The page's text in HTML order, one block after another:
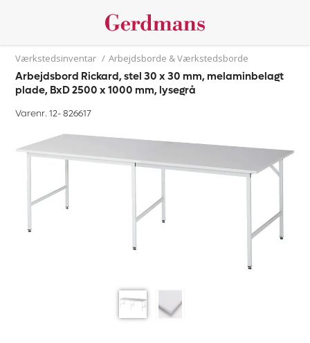
Værkstedsinventar / Arbejdsborde & Værkstedsborde
Arbejdsbord Rickard, stel 30 x 30 mm, melaminbelagt
plade, BxD 2500 x 1000 mm, lysegrå
Varenr. 12-826617